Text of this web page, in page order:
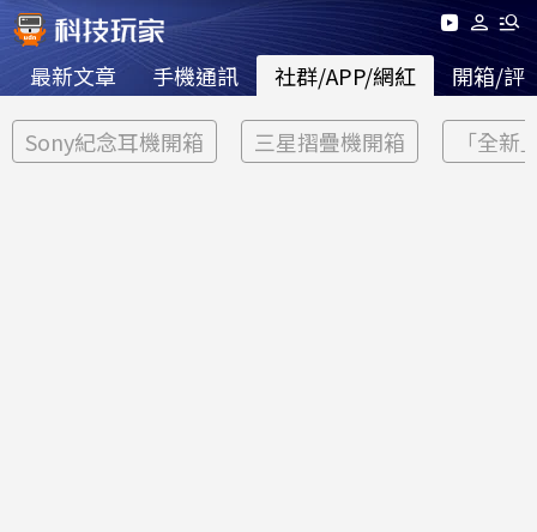
最新文章 手機通訊 社群/APP/網紅 開箱/評
Sony紀念耳機開箱 三星摺疊機開箱 「全新